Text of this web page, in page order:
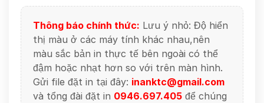
Thông báo chính thức: Lưu ý nhỏ: Độ hiển
thị màu ở các máy tính khác nhau,nên
màu sắc bản in thực tế bên ngoài có thể
đậm hoặc nhạt hơn so với trên màn hình.
Gửi file đặt in tại đây: inanktc@gmail.com
và tổng đài đặt in 0946.697.405 để chúng